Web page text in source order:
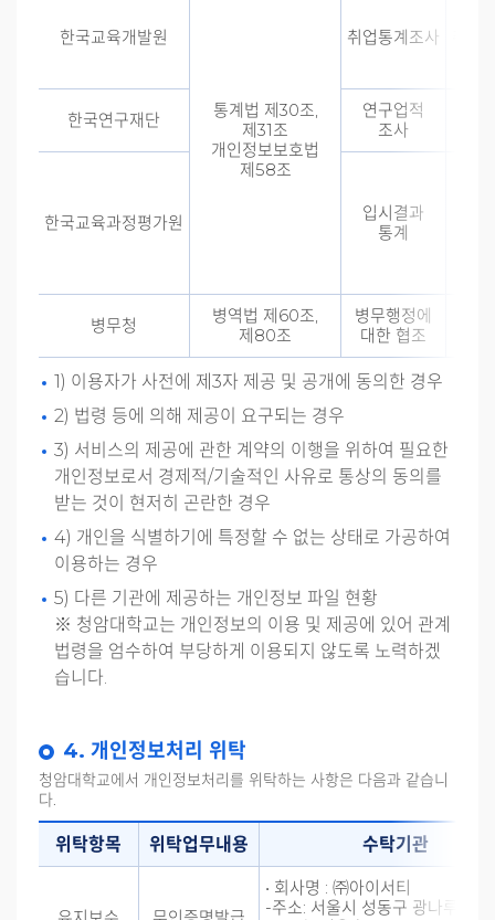
한국교육개발원
통계법 제30조,
제31조
개인정보보호법
제58조
취업통계조사
한국연구재단
연구업적
조사
한국교육과정평가원
입시결과
통계
병무청
병역법 제60조,
제80조
병무행정에
대한 협조
1) 이용자가 사전에 제3자 제공 및 공개에 동의한 경우
2) 법령 등에 의해 제공이 요구되는 경우
3) 서비스의 제공에 관한 계약의 이행을 위하여 필요한
개인정보로서 경제적/기술적인 사유로 통상의 동의를
받는 것이 현저히 곤란한 경우
4) 개인을 식별하기에 특정할 수 없는 상태로 가공하여
이용하는 경우
5) 다른 기관에 제공하는 개인정보 파일 현황
※ 청암대학교는 개인정보의 이용 및 제공에 있어 관계
법령을 엄수하여 부당하게 이용되지 않도록 노력하겠
습니다.
4. 개인정보처리 위탁
청암대학교에서 개인정보처리를 위탁하는 사항은 다음과 같습니
다.
위탁항목 위탁업무내용 수탁기관
• 회사명 : ㈜아이서티
-주소: 서울시 성동구 광나루로